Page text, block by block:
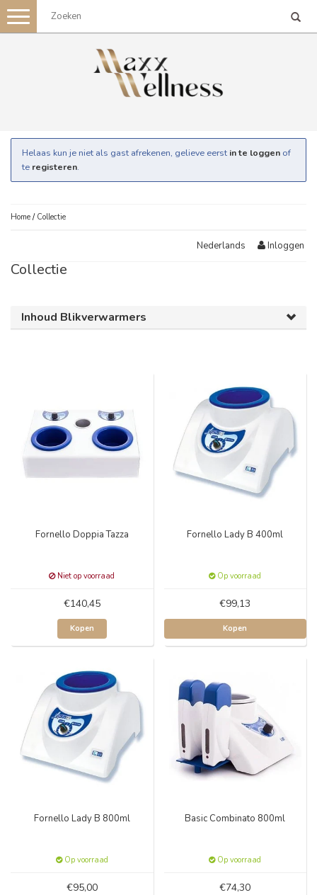
Toggle
navigation
Helaas kun je niet als gast afrekenen, gelieve eerst in te loggen of
te registeren.
Home / Collectie
Nederlands Inloggen
Collectie
Inhoud Blikverwarmers
Fornello Doppia Tazza
Niet op voorraad
€140,45
Kopen
Fornello Lady B 400ml
Op voorraad
€99,13
Kopen
Fornello Lady B 800ml
Op voorraad
€95,00
Basic Combinato 800ml
Op voorraad
€74,30